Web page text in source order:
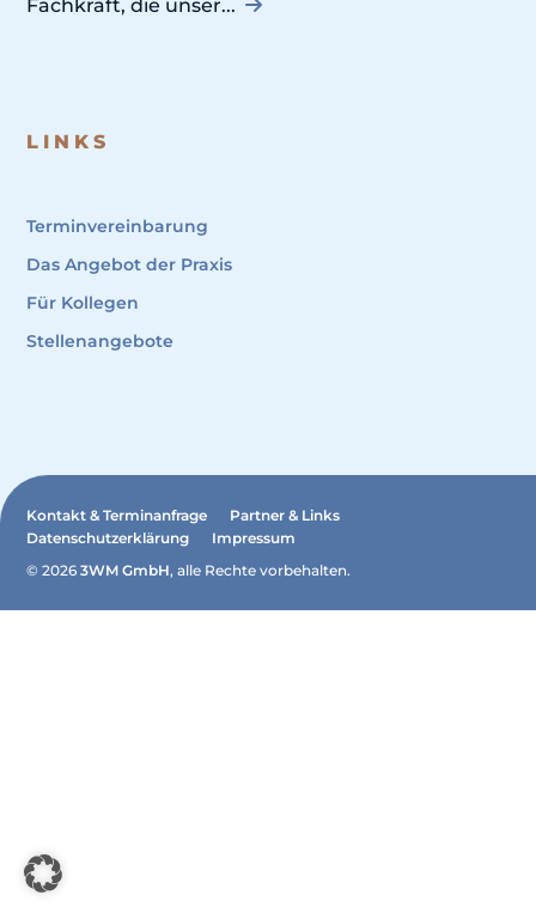
Fachkraft, die unser...
LINKS
Terminvereinbarung
Das Angebot der Praxis
Für Kollegen
Stellenangebote
Kontakt & Terminanfrage
Partner & Links
Datenschutzerklärung
Impressum
© 20263WM GmbH, alle Rechte vorbehalten.